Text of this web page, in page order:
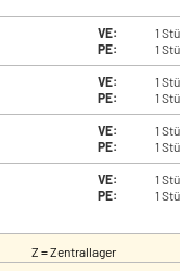
VE:
1
PE:
1
VE:
1
PE:
1
VE:
1
PE:
1
VE:
1
PE:
1
Z = Zentrallager